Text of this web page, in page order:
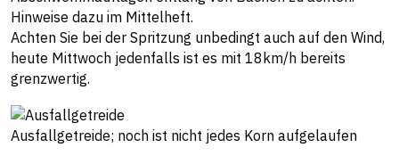
Hinweise dazu im Mittelheft.
Achten Sie bei der Spritzung unbedingt auch auf den Wind,
heute Mittwoch jedenfalls ist es mit 18km/h bereits
grenzwertig.
Ausfallgetreide; noch ist nicht jedes Korn aufgelaufen